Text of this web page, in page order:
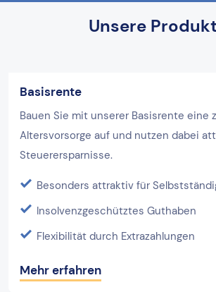
Unsere
Basisrente
Bauen Sie mit unserer Basisrente eine
Altersvorsorge auf und nutzen dabei
Steuerersparnisse.
Besonders attraktiv für
Insolvenzgeschütztes Guthaben
Flexibilität durch Extrazahlungen
Mehr erfahren